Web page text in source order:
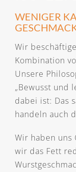
WENIGER
Wir
Kombination
Unsere
„Bewusst und
dabei ist: Das
handeln auch
Wir haben uns
wir das Fett